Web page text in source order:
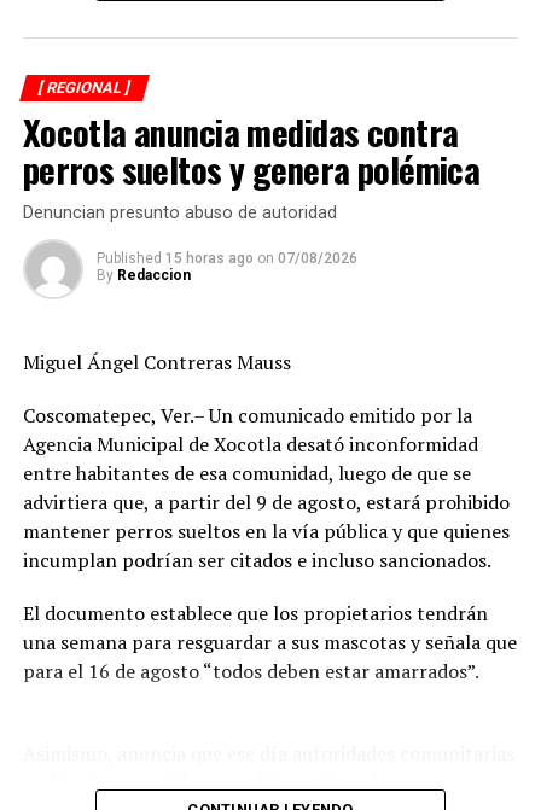
inconsistencias, se levantará un acta circunstanciada
serán integradas al dictamen que se presentará ante el
ORFIS.
Añadió que en Tesorería se detectó un adeudo
aproximado de 12 millones de pesos con contratistas,
situación que deberá ser aclarada por la administración
Explicó que no es posible aceptar esquemas irregulares
efectivo, ya que ello podría implicar responsabilidades
legales. “No podemos iniciar funciones con
irregularidades que comprometan a esta
administración”, sostuvo.
Finalmente, aseguró que áreas como Seguridad Pública
aunque otras dependencias aún no pueden iniciar
actividades de manera formal debido a la falta de
entrega física y documental1 Reiteró que se actuará
RELATED TOPICS:
[ REGIONAL ]
Xocotla anuncia medidas contra
perros sueltos y genera polémica
Denuncian presunto abuso de autoridad
Published 15 horas ago on 07/08/2026
By Redaccion
Miguel Ángel Contreras Mauss
Coscomatepec, Ver.– Un comunicado emitido por la
Agencia Municipal de Xocotla desató inconformidad
entre habitantes de esa comunidad, luego de que se
advirtiera que, a partir del 9 de agosto, estará prohibido
mantener perros sueltos en la vía pública y que quienes
incumplan podrían ser citados e incluso sancionados.
El documento establece que los propietarios tendrán
una semana para resguardar a sus mascotas y señala que
para el 16 de agosto “todos deben estar amarrados”.